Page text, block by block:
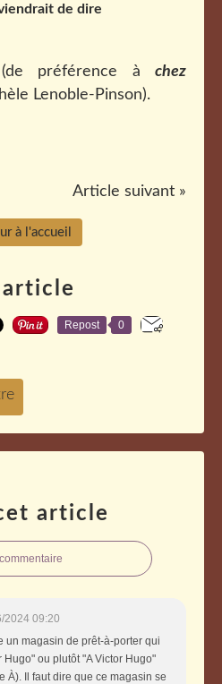
de dire
(de préférence à chez
Lenoble-Pinson).
Article suivant »
à l'accueil
article
Repost 0
article
2024 09:20
un magasin de prêt-à-porter qui
Hugo" ou plutôt "A Victor Hugo"
À). Il faut dire que ce magasin se